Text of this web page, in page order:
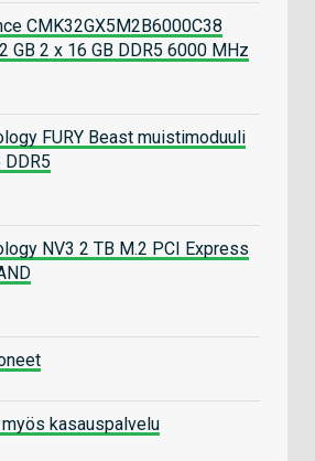
CMK32GX5M2B6000C38
GB 2 x 16 GB DDR5 6000 MHz
FURY Beast muistimoduuli
DDR5
NV3 2 TB M.2 PCI Express
kasauspalvelu